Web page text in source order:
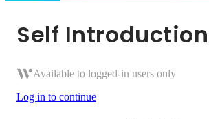
Self Introduction
Available to logged-in users only
Log in to continue